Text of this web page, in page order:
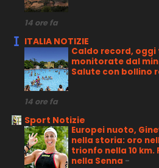
14 ore fa
ITALIA NOTIZIE
Caldo record,
monitorate dal
Salute con bollino
14 ore fa
Sport Notizie
Europei nuoto,
nella storia: oro
trionfo nella 10
nella Senna -